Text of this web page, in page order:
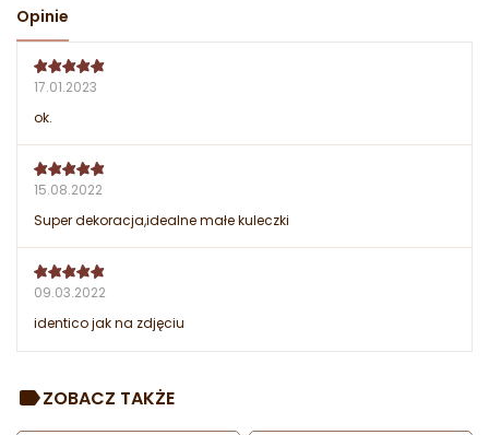
Opinie
17.01.2023
ok.
15.08.2022
Super dekoracja,idealne małe kuleczki
09.03.2022
identico jak na zdjęciu
ZOBACZ TAKŻE